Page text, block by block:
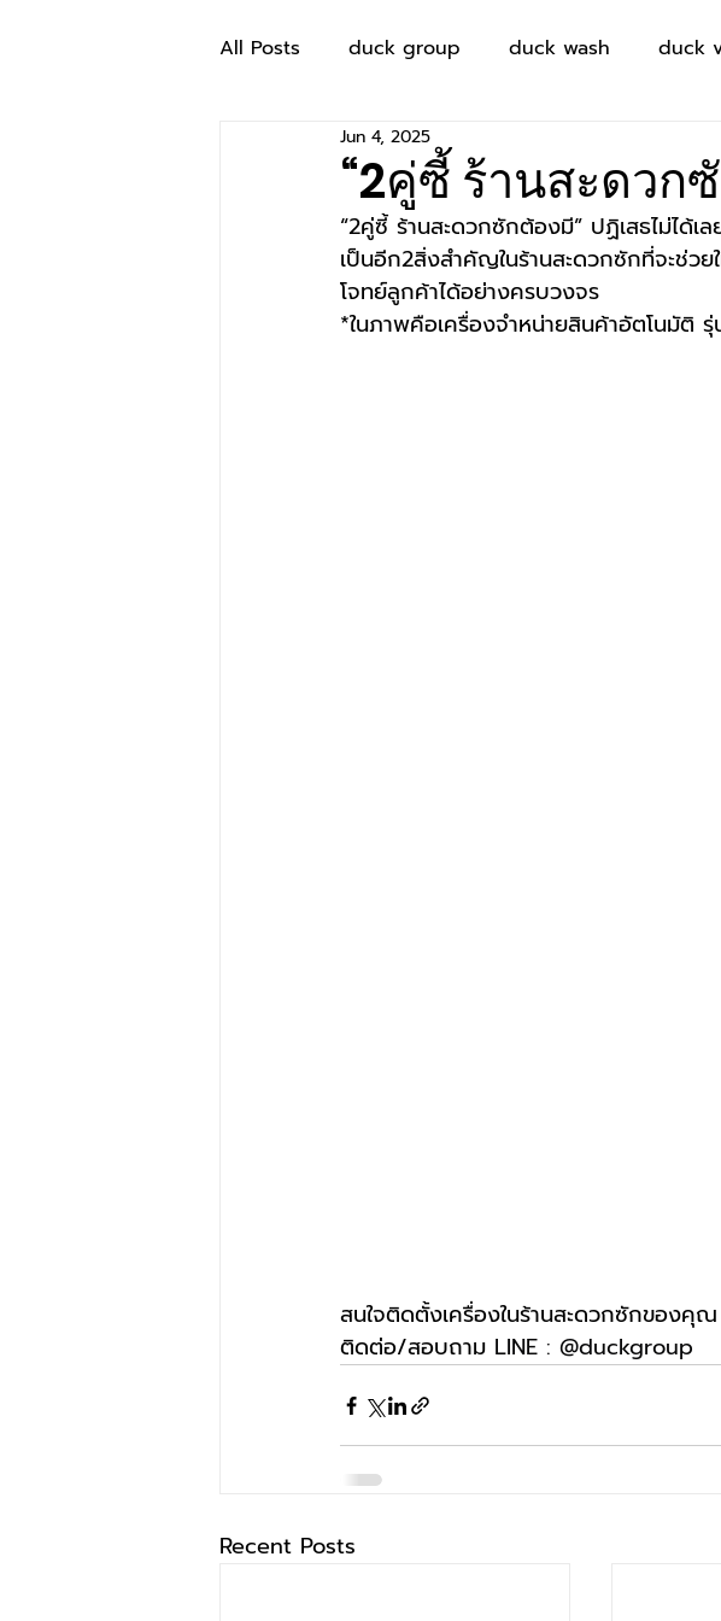
All Posts duck group duck wash duck
“2คู่ซี้ ร้านสะดวก
Jun 4, 2025
“2คู่ซี้ ร้านสะดวกซักต้องมี” ปฏิเสธไม่ได้เ
เป็นอีก2สิ่งสำคัญในร้านสะดวกซักที่จะช่ว
โจทย์ลูกค้าได้อย่างครบวงจร
*ในภาพคือเครื่องจำหน่ายสินค้าอัตโนมัติ
สนใจติดตั้งเครื่องในร้านสะดวกซักของคุณ
ติดต่อ/สอบถาม LINE : @duckgroup
Recent Posts